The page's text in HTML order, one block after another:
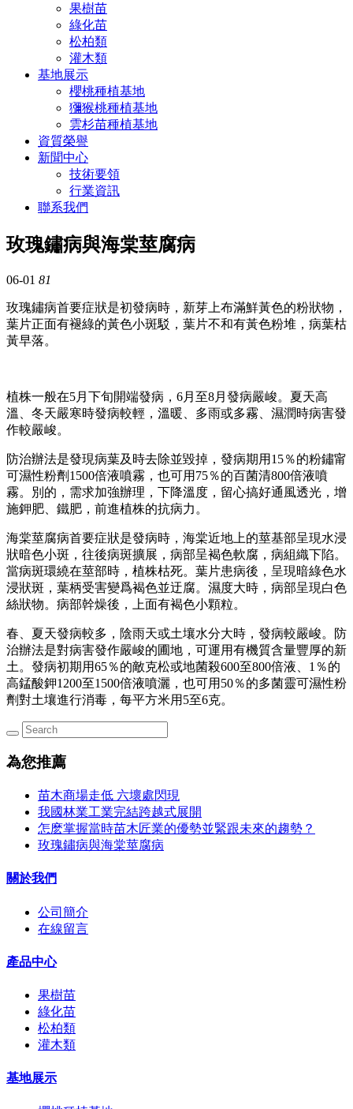
果樹苗
綠化苗
松柏類
灌木類
基地展示
櫻桃種植基地
獼猴桃種植基地
雲杉苗種植基地
資質榮譽
新聞中心
技術要領
行業資訊
聯系我們
玫瑰鏽病與海棠莖腐病
06-01 81
玫瑰鏽病首要症狀是初發病時，新芽上布滿鮮黃色的粉狀物，
葉片正面有褪綠的黃色小斑駁，葉片不和有黃色粉堆，病葉枯
黃早落。
植株一般在5月下旬開端發病，6月至8月發病嚴峻。夏天高
溫、冬天嚴寒時發病較輕，溫暖、多雨或多霧、濕潤時病害發
作較嚴峻。
防治辦法是發現病葉及時去除並毀掉，發病期用15％的粉鏽甯
可濕性粉劑1500倍液噴霧，也可用75％的百菌清800倍液噴
霧。別的，需求加強辦理，下降溫度，留心搞好通風透光，增
施鉀肥、鐵肥，前進植株的抗病力。
海棠莖腐病首要症狀是發病時，海棠近地上的莖基部呈現水浸
狀暗色小斑，往後病斑擴展，病部呈褐色軟腐，病組織下陷。
當病斑環繞在莖部時，植株枯死。葉片患病後，呈現暗綠色水
浸狀斑，葉柄受害變爲褐色並迂腐。濕度大時，病部呈現白色
絲狀物。病部幹燥後，上面有褐色小顆粒。
春、夏天發病較多，陰雨天或土壤水分大時，發病較嚴峻。防
治辦法是對病害發作嚴峻的圃地，可運用有機質含量豐厚的新
土。發病初期用65％的敵克松或地菌殺600至800倍液、1％的
高錳酸鉀1200至1500倍液噴灑，也可用50％的多菌靈可濕性粉
劑對土壤進行消毒，每平方米用5至6克。
為您推薦
苗木商場走低 六壞處閃現
我國林業工業完結跨越式展開
怎麽掌握當時苗木匠業的優勢並緊跟未來的趨勢？
玫瑰鏽病與海棠莖腐病
關於我們
公司簡介
在線留言
產品中心
果樹苗
綠化苗
松柏類
灌木類
基地展示